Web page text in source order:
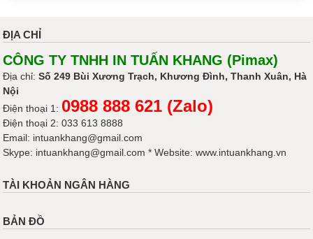
ĐỊA CHỈ
CÔNG TY TNHH IN TUẤN KHANG (Pimax)
Địa chỉ: Số 249 Bùi Xương Trạch, Khương Đình, Thanh Xuân, Hà
Nội
Điện thoại 1: 0988 888 621 (Zalo)
Điện thoại 2: 033 613 8888
Email: intuankhang@gmail.com
Skype: intuankhang@gmail.com * Website: www.intuankhang.vn
TÀI KHOẢN NGÂN HÀNG
BẢN ĐỒ